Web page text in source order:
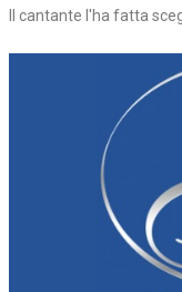
Il cantante l'ha fatta